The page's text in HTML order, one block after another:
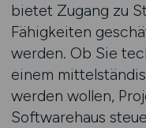
bietet Zugang zu
Fähigkeiten
werden. Ob Sie
einem
werden wollen,
Softwarehaus